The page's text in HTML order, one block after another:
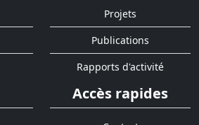
Projets
Publications
Rapports d'activité
Accès rapides